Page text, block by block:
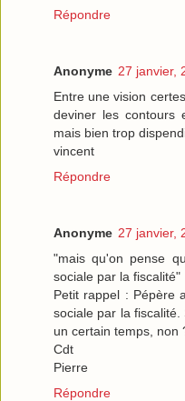
Répondre
Anonyme 27 janvier,
Entre une vision
deviner les contours
mais bien trop
vincent
Répondre
Anonyme 27 janvier,
"mais qu'on pense
sociale par la fiscalité"
Petit rappel : Pépère
sociale par la
un certain temps, non
Cdt
Pierre
Répondre